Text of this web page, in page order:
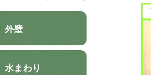
外壁
水まわり